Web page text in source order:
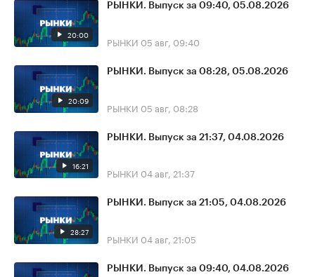
20:00
РЫНКИ. Выпуск за 09:40, 05.08.2026
РЫНКИ 05 авг, 09:40
20:09
РЫНКИ. Выпуск за 08:28, 05.08.2026
РЫНКИ 05 авг, 08:28
16:21
РЫНКИ. Выпуск за 21:37, 04.08.2026
РЫНКИ 04 авг, 21:37
28:27
РЫНКИ. Выпуск за 21:05, 04.08.2026
РЫНКИ 04 авг, 21:05
РЫНКИ. Выпуск за 09:40, 04.08.2026